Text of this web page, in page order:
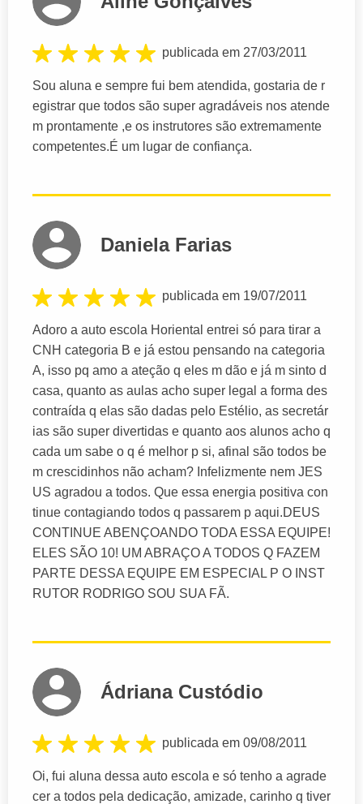
publicada em 27/03/2011
Sou aluna e sempre fui bem atendida, gostaria de r
egistrar que todos são super agradáveis nos atende
m prontamente ,e os instrutores são extremamente
competentes.É um lugar de confiança.
Daniela Farias
publicada em 19/07/2011
Adoro a auto escola Horiental entrei só para tirar a
CNH categoria B e já estou pensando na categoria
A, isso pq amo a ateção q eles m dão e já m sinto d
casa, quanto as aulas acho super legal a forma des
contraída q elas são dadas pelo Estélio, as secretár
ias são super divertidas e quanto aos alunos acho q
cada um sabe o q é melhor p si, afinal são todos be
m crescidinhos não acham? Infelizmente nem JES
US agradou a todos. Que essa energia positiva con
tinue contagiando todos q passarem p aqui.DEUS
CONTINUE ABENÇOANDO TODA ESSA EQUIPE!
ELES SÃO 10! UM ABRAÇO A TODOS Q FAZEM
PARTE DESSA EQUIPE EM ESPECIAL P O INST
RUTOR RODRIGO SOU SUA FÃ.
Ádriana Custódio
publicada em 09/08/2011
Oi, fui aluna dessa auto escola e só tenho a agrade
cer a todos pela dedicação, amizade, carinho q tiver